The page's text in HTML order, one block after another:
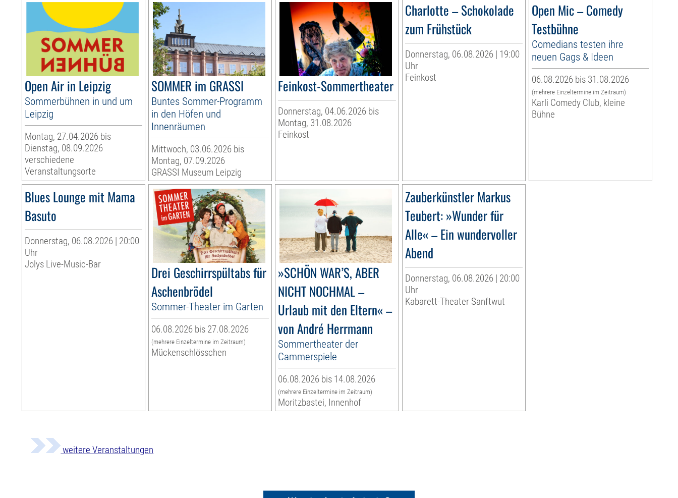
Open Air in Leipzig
Sommerbühnen in und um
Leipzig
Montag, 27.04.2026 bis
Dienstag, 08.09.2026
verschiedene
Veranstaltungsorte
SOMMER im GRASSI
Buntes Sommer-Programm
in den Höfen und
Innenräumen
Mittwoch, 03.06.2026 bis
Montag, 07.09.2026
GRASSI Museum Leipzig
Feinkost-Sommertheater
Donnerstag, 04.06.2026 bis
Montag, 31.08.2026
Feinkost
Charlotte – Schokolade
zum Frühstück
Donnerstag, 06.08.2026 | 19:00
Uhr
Feinkost
Open Mic – Comedy
Testbühne
Comedians testen ihre
neuen Gags & Ideen
06.08.2026 bis 31.08.2026
(mehrere Einzeltermine im Zeitraum)
Karli Comedy Club, kleine
Bühne
Blues Lounge mit Mama
Basuto
Donnerstag, 06.08.2026 | 20:00
Uhr
Jolys Live-Music-Bar
Drei Geschirrspültabs für
Aschenbrödel
Sommer-Theater im Garten
06.08.2026 bis 27.08.2026
(mehrere Einzeltermine im Zeitraum)
Mückenschlösschen
»SCHÖN WAR’S, ABER
NICHT NOCHMAL –
Urlaub mit den Eltern« –
von André Herrmann
Sommertheater der
Cammerspiele
06.08.2026 bis 14.08.2026
(mehrere Einzeltermine im Zeitraum)
Moritzbastei, Innenhof
Zauberkünstler Markus
Teubert: »Wunder für
Alle« – Ein wundervoller
Abend
Donnerstag, 06.08.2026 | 20:00
Uhr
Kabarett-Theater Sanftwut
weitere Veranstaltungen